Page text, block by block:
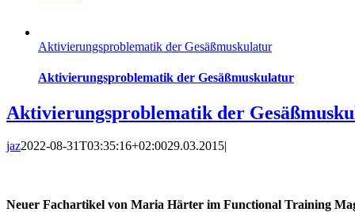
Aktivierungsproblematik der Gesäßmuskulatur
Aktivierungsproblematik der Gesäßmuskulatur
Aktivierungsproblematik der
jaz2022-08-31T03:35:16+02:0029.03.2015|
Neuer Fachartikel von Maria Härter im Functional Training